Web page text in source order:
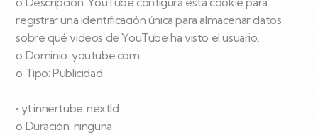
registrar una identificación única para almacenar datos
sobre qué videos de YouTube ha visto el usuario.
o Dominio: youtube.com
o Tipo: Publicidad
• yt.innertube::nextId
o Duración: ninguna